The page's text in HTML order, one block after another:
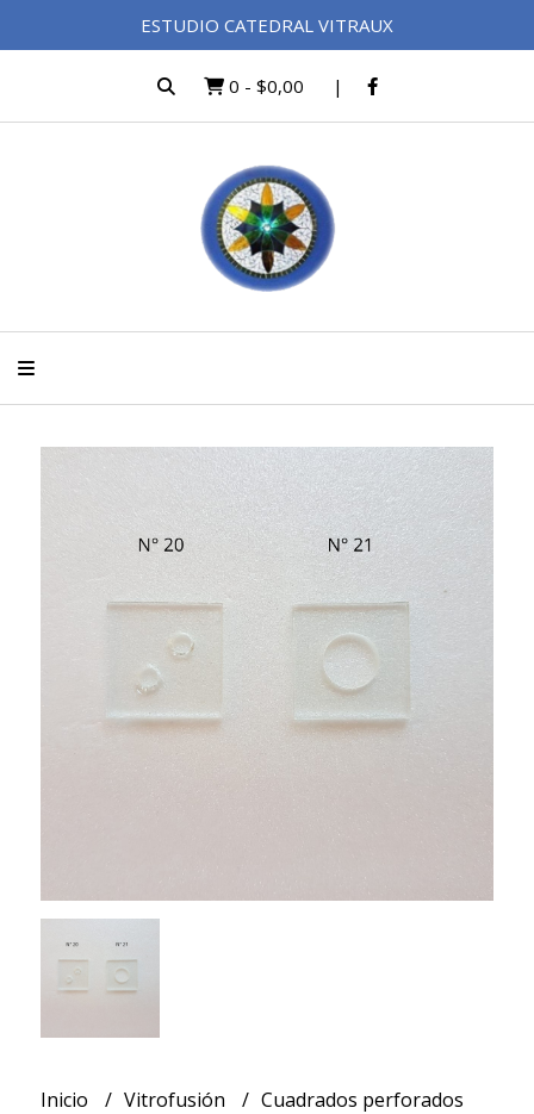
ESTUDIO CATEDRAL VITRAUX
0 - $0,00
Inicio Vitrofusión Cuadrados perforados